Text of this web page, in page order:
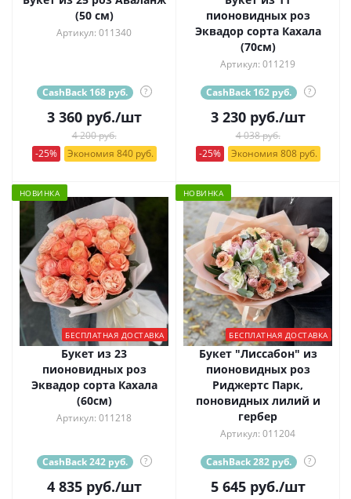
(50 см)
Артикул: 011340
CashBack 168 руб. ?
3 360руб./шт
4 200 руб.
-25%
Экономия 840 руб.
пионовидных роз
Эквадор сорта Кахала
(70см)
Артикул: 011219
CashBack 162 руб. ?
3 230руб./шт
4 038 руб.
-25%
Экономия 808 руб.
НОВИНКА
БЕСПЛАТНАЯ ДОСТАВКА
Букет из 23
пионовидных роз
Эквадор сорта Кахала
(60см)
Артикул: 011218
CashBack 242 руб. ?
4 835руб./шт
НОВИНКА
БЕСПЛАТНАЯ ДОСТАВКА
Букет "Лиссабон" из
пионовидных роз
Риджертс Парк,
поновидных лилий и
гербер
Артикул: 011204
CashBack 282 руб. ?
5 645руб./шт